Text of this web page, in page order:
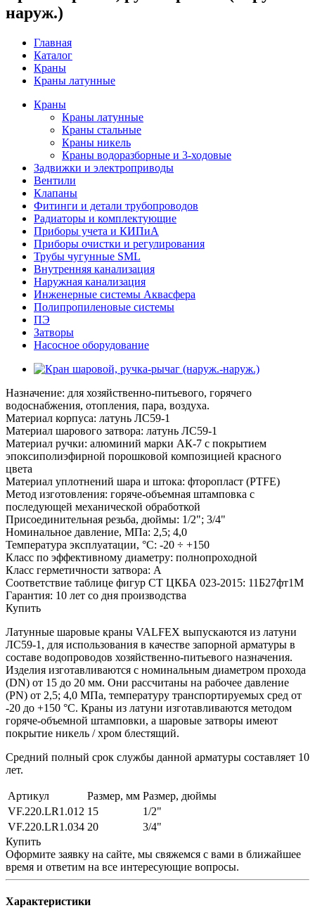
наруж.)
Главная
Каталог
Краны
Краны латунные
Краны
Краны латунные
Краны стальные
Краны никель
Краны водоразборные и 3-ходовые
Задвижки и электроприводы
Вентили
Клапаны
Фитинги и детали трубопроводов
Радиаторы и комплектующие
Приборы учета и КИПиА
Приборы очистки и регулирования
Трубы чугунные SML
Внутренняя канализация
Наружная канализация
Инженерные системы Аквасфера
Полипропиленовые системы
ПЭ
Затворы
Насосное оборудование
Назначение: для хозяйственно-питьевого, горячего
водоснабжения, отопления, пара, воздуха.
Материал корпуса: латунь ЛС59-1
Материал шарового затвора: латунь ЛС59-1
Материал ручки: алюминий марки АК-7 с покрытием
эпоксиполиэфирной порошковой композицией красного
цвета
Материал уплотнений шара и штока: фторопласт (PTFE)
Метод изготовления: горяче-объемная штамповка с
последующей механической обработкой
Присоединительная резьба, дюймы: 1/2"; 3/4"
Номинальное давление, МПа: 2,5; 4,0
Температура эксплуатации, °С: -20 ÷ +150
Класс по эффективному диаметру: полнопроходной
Класс герметичности затвора: А
Соответствие таблице фигур СТ ЦКБА 023-2015: 11Б27фт1М
Гарантия: 10 лет со дня производства
Купить
Латунные шаровые краны VALFEX выпускаются из латуни
ЛС59-1, для использования в качестве запорной арматуры в
составе водопроводов хозяйственно-питьевого назначения.
Изделия изготавливаются c номинальным диаметром прохода
(DN) от 15 до 20 мм. Они рассчитаны на рабочее давление
(PN) от 2,5; 4,0 МПa, температуру транспортируемых сред от
-20 до +150 °C. Краны из латуни изготавливаются методом
горяче-объемной штамповки, а шаровые затворы имеют
покрытие никель / хром блестящий.
Средний полный срок службы данной арматуры составляет 10
лет.
Артикул Размер, мм Размер, дюймы
VF.220.LR1.012 15
1/2"
VF.220.LR1.034 20
3/4"
Купить
Оформите заявку на сайте, мы свяжемся с вами в ближайшее
время и ответим на все интересующие вопросы.
Характеристики